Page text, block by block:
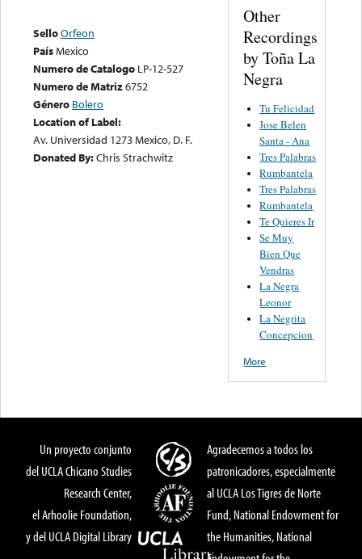
SelloOrfeon
PaísMexico
Numero de Catalogo LP-12-527
Numero de Matriz6752
Género Bolero
Location of Label:
Av. Universidad 1273 Mexico, D. F.
Donated By:Chris Strachwitz
Other
Recordings
by Toña La
Negra
Tu Felicidad
Jose Belen
Santa - Ana
Tres Palabras
Rumbantela
Tres Palabras
Rumbantela
Te Quieres Ir
Se Muy
Bien Que
Vendras
La Negra
Leonor
La Negrita
Concepcion
More
Un proyecto conjunto
del UCLA Chicano Studies
Research Center,
el Arhoolie Foundation,
y del UCLA Digital Library
Agradecemos a todos los
patronicadores, especialmente
al UCLA Los Tigres de Norte
Fund, National Endowment for
the Humanities, National